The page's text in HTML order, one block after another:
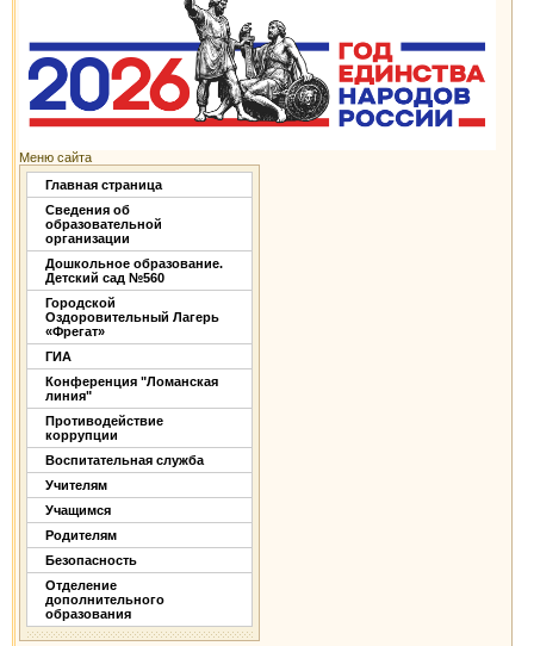
Меню сайта
Главная страница
Сведения об
образовательной
организации
Дошкольное образование.
Детский сад №560
Городской
Оздоровительный Лагерь
«Фрегат»
ГИА
Конференция "Ломанская
линия"
Противодействие
коррупции
Воспитательная служба
Учителям
Учащимся
Родителям
Безопасность
Отделение
дополнительного
образования